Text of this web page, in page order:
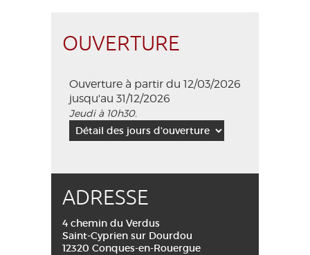
OUVERTURE
Ouverture à partir du 12/03/2026
jusqu'au 31/12/2026
Jeudi à 10h30.
ADRESSE
4 chemin du Verdus
Saint-Cyprien sur Dourdou
12320 Conques-en-Rouergue